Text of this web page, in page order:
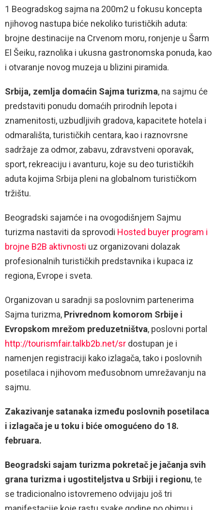
1 Beogradskog sajma na 200m2 u fokusu koncepta
njihovog nastupa biće nekoliko turističkih aduta:
brojne destinacije na Crvenom moru, ronjenje u Šarm
El Šeiku, raznolika i ukusna gastronomska ponuda, kao
i otvaranje novog muzeja u blizini piramida.
Srbija, zemlja domaćin Sajma turizma, na sajmu će
predstaviti ponudu domaćih prirodnih lepota i
znamenitosti, uzbudljivih gradova, kapacitete hotela i
odmarališta, turističkih centara, kao i raznovrsne
sadržaje za odmor, zabavu, zdravstveni oporavak,
sport, rekreaciju i avanturu, koje su deo turističkih
aduta kojima Srbija pleni na globalnom turističkom
tržištu.
Beogradski sajamće i na ovogodišnjem Sajmu
turizma nastaviti da sprovodi Hosted buyer program i
brojne B2B aktivnosti uz organizovani dolazak
profesionalnih turističkih predstavnika i kupaca iz
regiona, Evrope i sveta.
Organizovan u saradnji sa poslovnim partenerima
Sajma turizma, Privrednom komorom Srbije i
Evropskom mrežom preduzetništva, poslovni portal
http://tourismfair.talkb2b.net/sr dostupan je i
namenjen registraciji kako izlagača, tako i poslovnih
posetilaca i njihovom međusobnom umrežavanju na
sajmu.
Zakazivanje satanaka između poslovnih posetilaca
i izlagača je u toku i biće omogućeno do 18.
februara.
Beogradski sajam turizma pokretač je jačanja svih
grana turizma i ugostiteljstva u Srbiji i regionu, te
se tradicionalno istovremeno odvijaju još tri